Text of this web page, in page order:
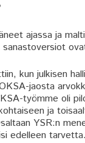
ajassa ja
kun julkisen
jaosta
työmme oli
ja
YSR:n
edelleen tarvetta.